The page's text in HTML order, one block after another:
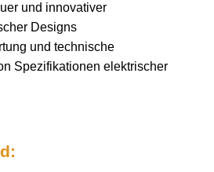
und innovativer
Designs
und technische
Spezifikationen elektrischer